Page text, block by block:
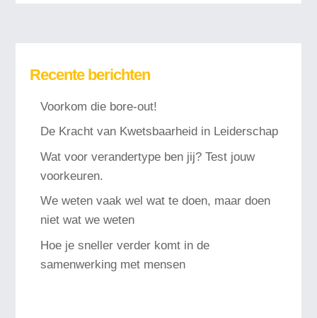
Recente berichten
Voorkom die bore-out!
De Kracht van Kwetsbaarheid in Leiderschap
Wat voor verandertype ben jij? Test jouw
voorkeuren.
We weten vaak wel wat te doen, maar doen
niet wat we weten
Hoe je sneller verder komt in de
samenwerking met mensen